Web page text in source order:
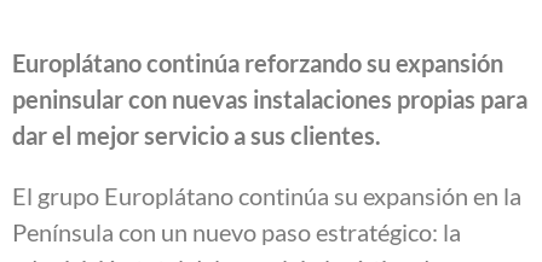
Europlátano continúa reforzando su expansión
peninsular con nuevas instalaciones propias para
dar el mejor servicio a sus clientes.
El grupo Europlátano continúa su expansión en la
Península con un nuevo paso estratégico: la